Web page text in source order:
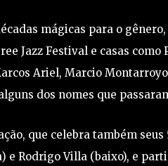
mágicas para o
Jazz Festival e casas
Ariel, Marcio
dos nomes que
que celebra também
e Rodrigo Villa (baixo), e